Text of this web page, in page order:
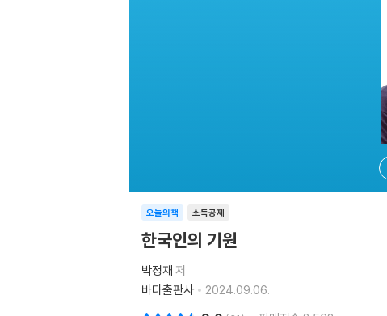
소득공제
오늘의책
한국인의 기원
박정재 저
바다출판사
2024.09.06.